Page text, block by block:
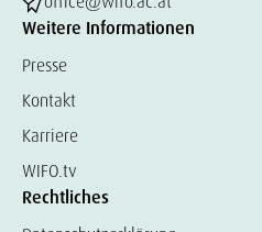
Weitere Informationen
Presse
Kontakt
Karriere
WIFO.tv
Rechtliches